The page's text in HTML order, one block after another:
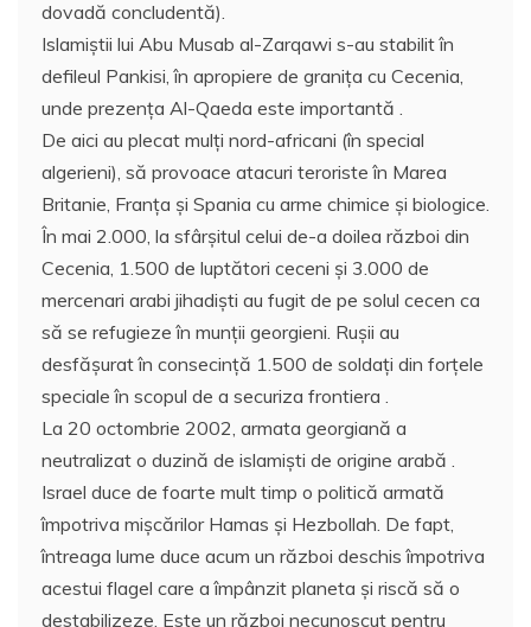
dovadă concludentă).
Islamiştii lui Abu Musab al-Zarqawi s-au stabilit în
defileul Pankisi, în apropiere de graniţa cu Cecenia,
unde prezenţa Al-Qaeda este importantă .
De aici au plecat mulţi nord-africani (în special
algerieni), să provoace atacuri teroriste în Marea
Britanie, Franţa şi Spania cu arme chimice şi biologice.
În mai 2.000, la sfârşitul celui de-a doilea război din
Cecenia, 1.500 de luptători ceceni şi 3.000 de
mercenari arabi jihadişti au fugit de pe solul cecen ca
să se refugieze în munţii georgieni. Ruşii au
desfăşurat în consecinţă 1.500 de soldaţi din forţele
speciale în scopul de a securiza frontiera .
La 20 octombrie 2002, armata georgiană a
neutralizat o duzină de islamişti de origine arabă .
Israel duce de foarte mult timp o politică armată
împotriva mişcărilor Hamas şi Hezbollah. De fapt,
întreaga lume duce acum un război deschis împotriva
acestui flagel care a împânzit planeta şi riscă să o
destabilizeze. Este un război necunoscut pentru